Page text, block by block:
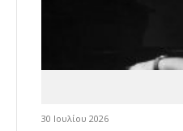
30 Ιουλίου 2026